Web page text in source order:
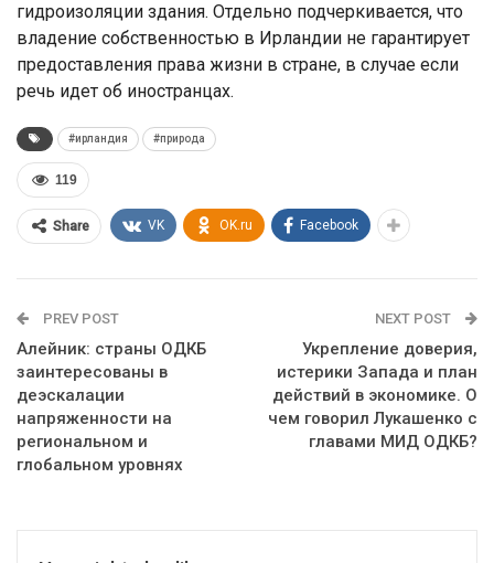
гидроизоляции здания. Отдельно подчеркивается, что
владение собственностью в Ирландии не гарантирует
предоставления права жизни в стране, в случае если
речь идет об иностранцах.
#ирландия #природа
119
Share VK OK.ru Facebook
PREV POST
Алейник: страны ОДКБ
заинтересованы в
деэскалации
напряженности на
региональном и
глобальном уровнях
NEXT POST
Укрепление доверия,
истерики Запада и план
действий в экономике. О
чем говорил Лукашенко с
главами МИД ОДКБ?